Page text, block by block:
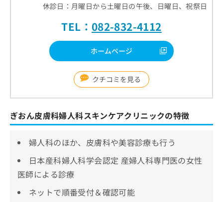
休診日：月曜日から土曜日の午後、日曜日、祝祭日
TEL： 082-832-4112
ホームページ
クチコミを見る
ぎおん皮膚科婦人科スキンケアクリニックの特徴
婦人科のほか、皮膚科や美容診療も行う
日本産科婦人科学会認定 産婦人科専門医の女性
医師による診療
ネットで順番受付＆確認可能